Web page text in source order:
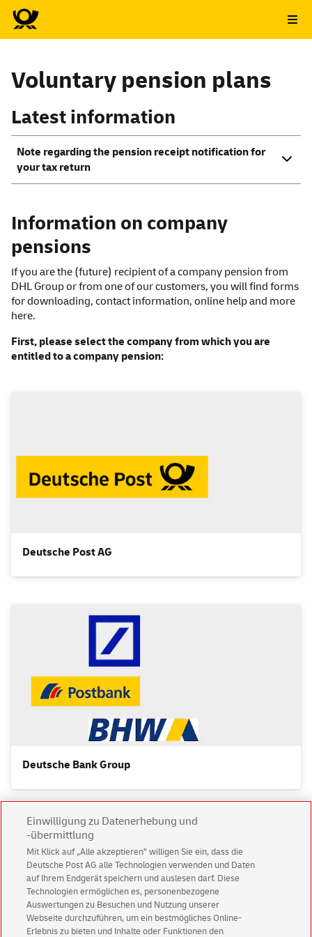
Voluntary pension plans
Latest information
Note regarding the pension receipt notification for
your tax return
Information on company
pensions
If you are the (future) recipient of a company pension from
DHL Group or from one of our customers, you will find forms
for downloading, contact information, online help and more
here.
First, please select the company from which you are
entitled to a company pension:
Deutsche Post AG
Deutsche Bank Group
Services
Einwilligung zu Datenerhebung und
-übermittlung
Mit Klick auf „Alle akzeptieren” willigen Sie ein, dass die
Deutsche Post AG alle Technologien verwenden und Daten
auf Ihrem Endgerät speichern und auslesen darf. Diese
Technologien ermöglichen es, personenbezogene
Auswertungen zu Besuchen und Nutzung unserer
Webseite durchzuführen, um ein bestmögliches Online-
Erlebnis zu bieten und Inhalte oder Funktionen den